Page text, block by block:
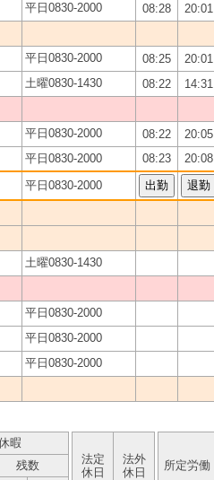
平日0830-2000 08:28
20:01
平日0830-2000 08:25
20:01
土曜0830-1430 08:22
14:31
平日0830-2000 08:22
20:05
平日0830-2000 08:23
20:08
平日0830-2000 出勤
退勤
土曜0830-1430
平日0830-2000
平日0830-2000
平日0830-2000
暇
法定
休日
法外
休日
所定労働
残数